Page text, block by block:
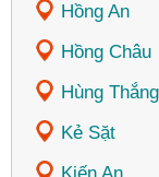
Hồng An
Hồng Châu
Hùng Thắng
Kẻ Sặt